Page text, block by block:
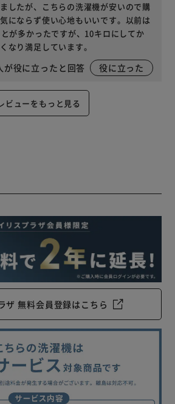
したが、こちらの洗濯機が安いので購
にならず使い心地もいいです。以前は
が多かったですが、10キロにしてか
なり満足しています。
が役に立ったと回答 役に立った
ビューをもっと見る
ザ 無料会員登録はこちら